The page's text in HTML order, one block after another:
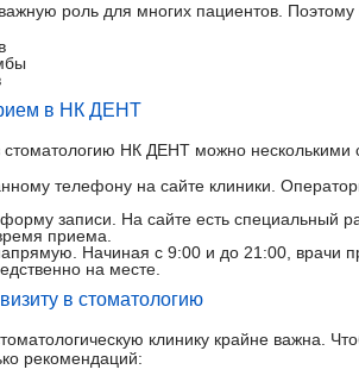
важную роль для многих пациентов.
в НК ДЕНТ
НК ДЕНТ можно несколькими
телефону на сайте клиники.
записи. На сайте есть специальный
приема.
Начиная с 9:00 и до 21:00, врачи
на месте.
в стоматологию
клинику крайне важна.
рекомендаций: